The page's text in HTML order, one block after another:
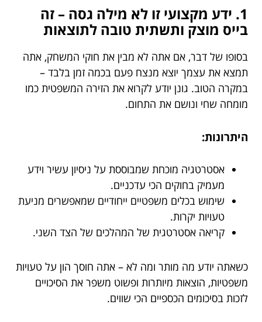
1. ידע מקצועי זו לא מילה גסה – זה
בייס מוצק ותשתית טובה לתוצאות
בסופו של דבר, אם אתה לא מבין את חוקי המשחק, אתה
תמצא את עצמך יוצא מנצח פעם בכמה זמן בלבד –
במקרה הטוב. גונן יודע לקרוא את הזירה המשפטית כמו
מומחה שחי ונושם את התחום.
היתרונות:
אסטרטגיה מוכחת שמבוססת על ניסיון עשיר וידע
מעמיק בחוקים הכי עדכניים.
שימוש בכלים משפטיים ייחודיים שמאפשרים מניעת
טעויות יקרות.
קריאה אסטרטגית של המהלכים של הצד השני.
כשאתה יודע מה מותר ומה לא – אתה חוסך הון על טעויות
משפטיות, הוצאות מיותרות ופשוט משפר את הסיכויים
לזכות בסיכומים הכספיים הכי שווים.